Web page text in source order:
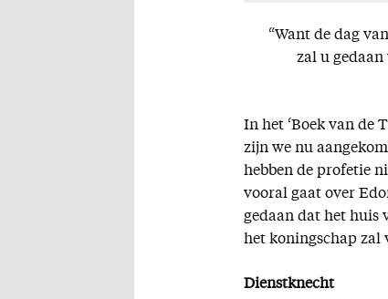
“Want de dag
zal u
In het ‘Boek van de
zijn we nu
hebben de profetie
vooral gaat over
gedaan dat het huis
het koningschap zal
Dienstknecht